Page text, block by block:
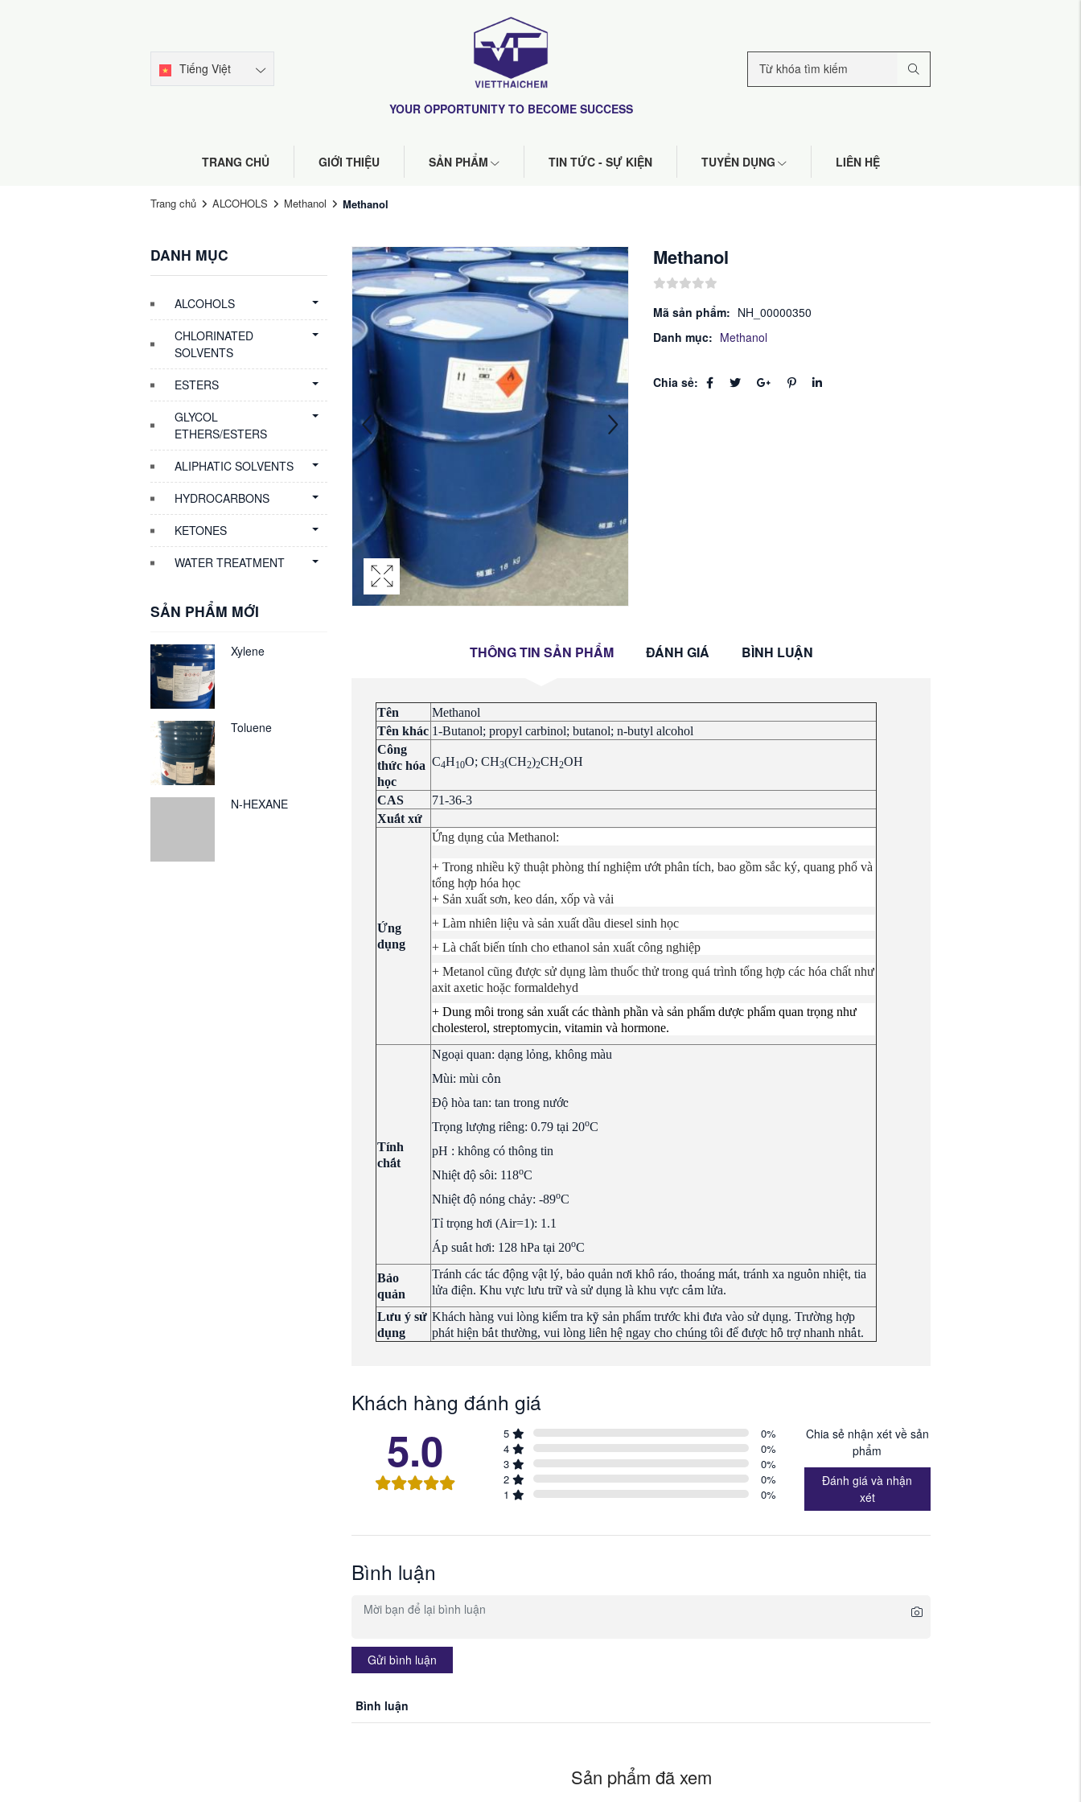
Tiếng Việt
YOUR OPPORTUNITY TO BECOME SUCCESS
TRANG CHỦ GIỚI THIỆU SẢN PHẨM TIN TỨC - SỰ KIỆN TUYỂN DỤNG LIÊN HỆ
Trang chủ ALCOHOLS Methanol Methanol
DANH MỤC
ALCOHOLS
CHLORINATED
SOLVENTS
ESTERS
GLYCOL
ETHERS/ESTERS
ALIPHATIC SOLVENTS
HYDROCARBONS
KETONES
WATER TREATMENT
SẢN PHẨM MỚI
Xylene
Toluene
N-HEXANE
Methanol
Mã sản phẩm: NH_00000350
Danh mục: Methanol
Chia sẻ:
THÔNG TIN SẢN PHẨM ĐÁNH GIÁ BÌNH LUẬN
Tên
Methanol
Tên khác 1-Butanol; propyl carbinol; butanol; n-butyl alcohol
Công
thức hóa
học
C­4­H­10­O; CH­3­(CH­2­)­2­CH­­­2OH
CAS
71-36-3
Xuất xứ
Ứng
dụng
Ứng dụng của Methanol:
+ Trong nhiều kỹ thuật phòng thí nghiệm ướt phân tích, bao gồm sắc ký, quang phổ và
tổng hợp hóa học
+ Sản xuất sơn, keo dán, xốp và vải
+ Làm nhiên liệu và sản xuất dầu diesel sinh học
+ Là chất biến tính cho ethanol sản xuất công nghiệp
+ Metanol cũng được sử dụng làm thuốc thử trong quá trình tổng hợp các hóa chất như
axit axetic hoặc formaldehyd
+ Dung môi trong sản xuất các thành phần và sản phẩm dược phẩm quan trọng như
cholesterol, streptomycin, vitamin và hormone.
Tính
chất
Ngoại quan: dạng lỏng, không màu
Mùi: mùi cồn
Độ hòa tan: tan trong nước
Trọng lượng riêng: 0.79 tại 20oC
pH : không có thông tin
Nhiệt độ sôi: 118oC
Nhiệt độ nóng chảy: -89oC
Tỉ trọng hơi (Air=1): 1.1
Áp suất hơi: 128 hPa tại 20oC
Bảo
quản
Tránh các tác động vật lý, bảo quản nơi khô ráo, thoáng mát, tránh xa nguồn nhiệt, tia
lửa điện. Khu vực lưu trữ và sử dụng là khu vực cấm lửa.
Lưu ý sử
dụng
Khách hàng vui lòng kiểm tra kỹ sản phẩm trước khi đưa vào sử dụng. Trường hợp
phát hiện bất thường, vui lòng liên hệ ngay cho chúng tôi để được hỗ trợnhanh nhất.
Khách hàng đánh giá
5.0 5 0%
4
0%
3
0%
2
0%
1
0%
Chia sẻ nhận xét về sản
phẩm
Đánh giá và nhận
xét
Bình luận
Gửi bình luận
Bình luận
Sản phẩm đã xem